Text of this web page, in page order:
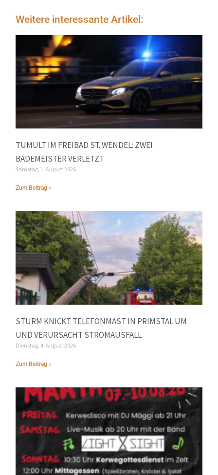
Weitere interessante Artikel:
TUMULT IM FREIBAD ST. WENDEL: ZWEI
BADEMEISTER VERLETZT
Samstag, 1. August 2026
Zum Beitrag »
STURM KNICKT TELEFONMAST IN PRIMSTAL UM
UND VERURSACHT STROMAUSFALL
Dienstag, 4. August 2026
Zum Beitrag »